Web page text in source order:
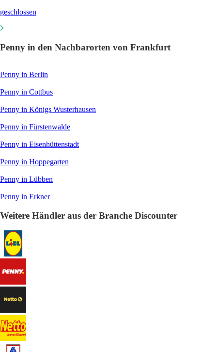
geschlossen
Penny in den Nachbarorten von Frankfurt
Penny in Berlin
Penny in Cottbus
Penny in Königs Wusterhausen
Penny in Fürstenwalde
Penny in Eisenhüttenstadt
Penny in Hoppegarten
Penny in Lübben
Penny in Erkner
Weitere Händler aus der Branche Discounter